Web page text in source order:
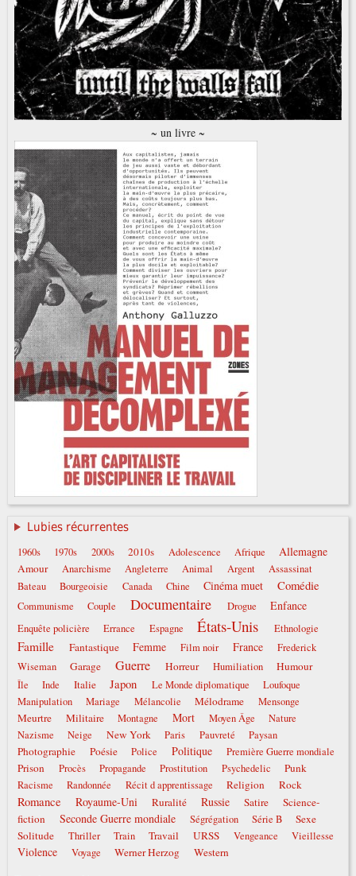
~ un livre ~
Lubies récurrentes
1960s 1970s 2000s 2010s Adolescence Afrique Allemagne
Amour Anarchisme Angleterre Animal Argent
Assassinat
Bateau
Bourgeoisie Canada Chine Cinéma muet Comédie
Communisme Couple Documentaire Drogue Enfance
Enquête policière Errance Espagne États-Unis Ethnologie
Famille Fantastique Femme Film noir France
Frederick
Wiseman
Garage Guerre Horreur Humiliation Humour
Île Inde Italie Japon Le Monde diplomatique
Loufoque
Manipulation
Mariage Mélancolie Mélodrame Mensonge
Meurtre Militaire Montagne Mort Moyen Âge
Nature
Nazisme
Neige New York Paris Pauvreté Paysan
Photographie Poésie Police Politique Première Guerre mondiale
Prison Procès Propagande Prostitution Psychedelic Punk
Racisme Randonnée Récit d apprentissage Religion Rock
Romance Royaume-Uni Ruralité Russie Satire
Science-
fiction
Seconde Guerre mondiale Ségrégation Série B
Sexe
Solitude
Thriller Train Travail URSS Vengeance Vieillesse
Violence Voyage Werner Herzog Western